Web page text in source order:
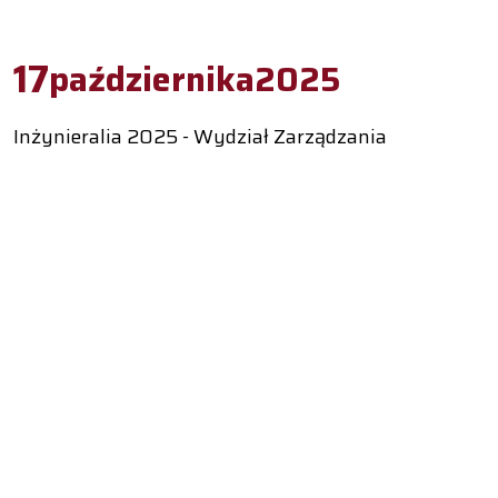
17października2025
Inżynieralia 2025 - Wydział Zarządzania